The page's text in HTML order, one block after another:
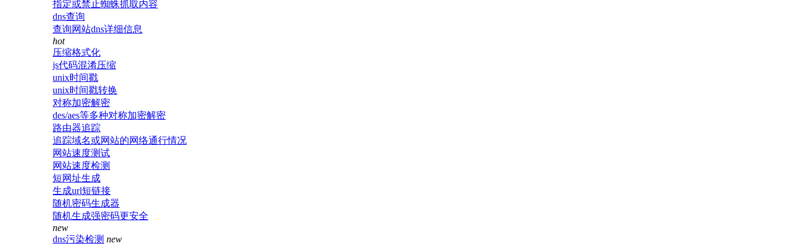
指定或禁止蜘蛛抓取内容
dns查询
查询网站dns详细信息
hot
压缩格式化
js代码混淆压缩
unix时间戳
unix时间戳转换
对称加密解密
des/aes等多种对称加密解密
路由器追踪
追踪域名或网站的网络通行情况
网站速度测试
网站速度检测
短网址生成
生成url短链接
随机密码生成器
随机生成强密码更安全
new
dns污染检测 new